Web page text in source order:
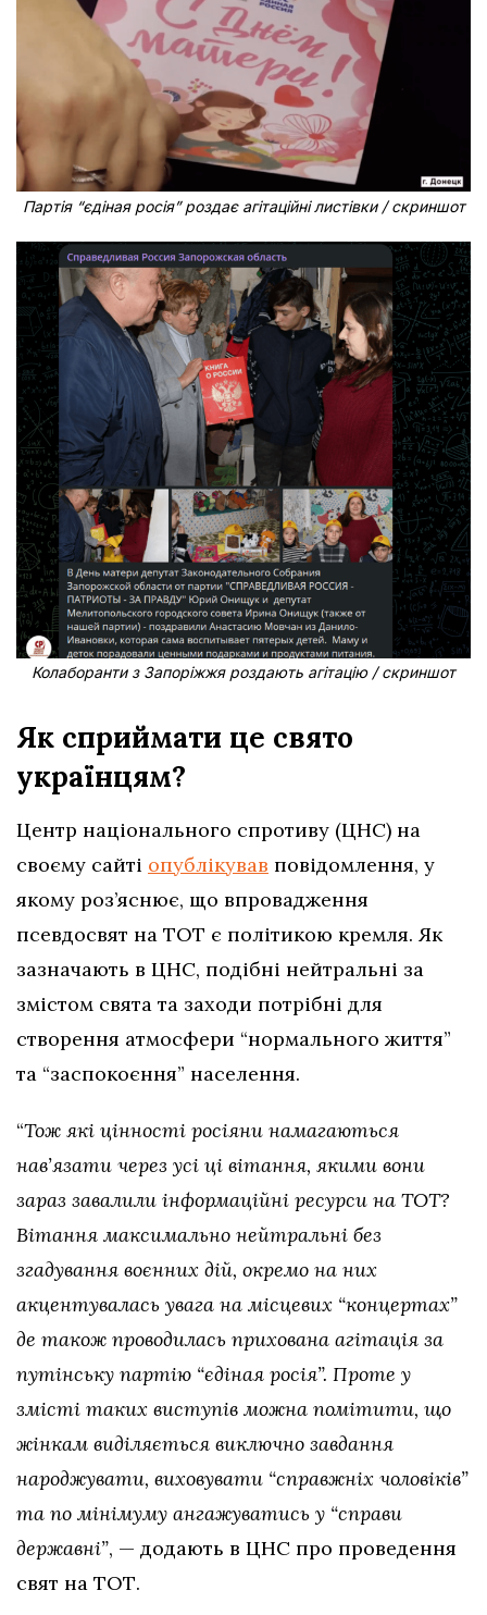
Партія “єдіная росія” роздає агітаційні листівки / скриншот
Колаборанти з Запоріжжя роздають агітацію / скриншот
Як сприймати це свято
українцям?
Центр національного спротиву (ЦНС) на
своєму сайті опублікував повідомлення, у
якому роз’яснює, що впровадження
псевдосвят на ТОТ є політикою кремля. Як
зазначають в ЦНС, подібні нейтральні за
змістом свята та заходи потрібні для
створення атмосфери “нормального життя”
та “заспокоєння” населення.
“Тож які цінності росіяни намагаються
нав’язати через усі ці вітання, якими вони
зараз завалили інформаційні ресурси на ТОТ?
Вітання максимально нейтральні без
згадування воєнних дій, окремо на них
акцентувалась увага на місцевих “концертах”
де також проводилась прихована агітація за
путінську партію “єдіная росія”. Проте у
змісті таких виступів можна помітити, що
жінкам виділяється виключно завдання
народжувати, виховувати “справжніх чоловіків”
та по мінімуму ангажуватись у “справи
державні”, — додають в ЦНС про проведення
свят на ТОТ.